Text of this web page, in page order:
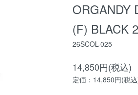
ORGANDY
(F) BLACK
26SCOL-025
14,850円(税込)
定価：14,850円(税